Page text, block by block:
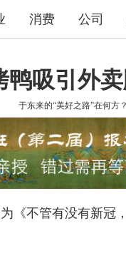
消费 公司
吸引外
于东来的“美好之路”在何方？
不管有没有新冠